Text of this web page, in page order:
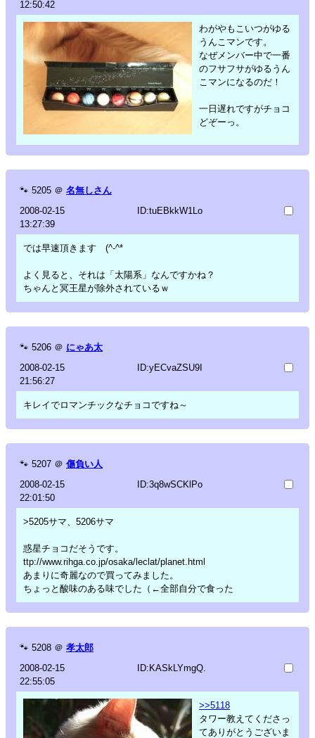
12:50:42
わがやもこいつがゆる
うんこマンです。
なぜメンバー中で一番
のフサフサがゆるうん
こマンになるのだ！
一日遅れですがチョコ
どぞーっ。
🐾 5205 ＠ 名無しさん
2008-02-15
13:27:39
ID:tuEBkkW1Lo
では早速頂きます (^-^*
よく見ると、それは「太陽系」なんですかね？
ちゃんと冥王星が除外されているｗ
🐾 5206 ＠ にゃあ太
2008-02-15
21:56:27
ID:yECvaZSU9I
キレイでロマンチックなチョコですね～
🐾 5207 ＠ 傷負い人
2008-02-15
22:01:50
ID:3q8wSCKlPo
>5205サマ、5206サマ
惑星チョコだそうです。
ttp://www.rihga.co.jp/osaka/leclat/planet.html
あまりに奇麗なので買ってみました。
ちょっと酸味のある味でした（←全部自分で食った
🐾 5208 ＠ 孝太郎
2008-02-15
22:55:05
ID:KASkLYmgQ.
>>5118
タワー教えてくださっ
てありがとうございま